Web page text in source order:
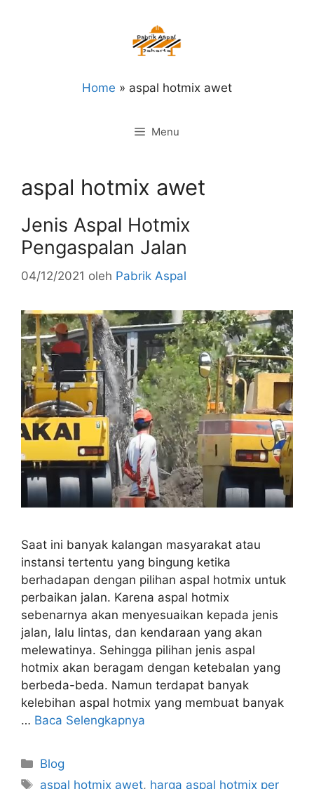
Home » aspal hotmix awet
Menu
aspal hotmix awet
Jenis Aspal Hotmix
Pengaspalan Jalan
04/12/2021 oleh Pabrik Aspal
Saat ini banyak kalangan masyarakat atau
instansi tertentu yang bingung ketika
berhadapan dengan pilihan aspal hotmix untuk
perbaikan jalan. Karena aspal hotmix
sebenarnya akan menyesuaikan kepada jenis
jalan, lalu lintas, dan kendaraan yang akan
melewatinya. Sehingga pilihan jenis aspal
hotmix akan beragam dengan ketebalan yang
berbeda-beda. Namun terdapat banyak
kelebihan aspal hotmix yang membuat banyak
… Baca Selengkapnya
Kategori
Blog
Tag
aspal hotmix awet, harga aspal hotmix per